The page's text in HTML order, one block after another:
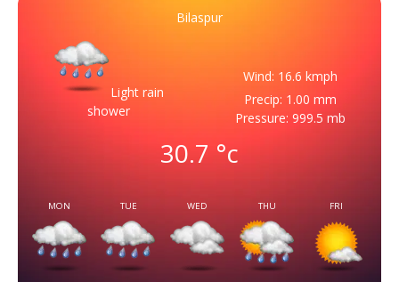
Bilaspur
Light rain
shower
Wind: 16.6 kmph
Precip: 1.00 mm
Pressure: 999.5 mb
30.7 °c
MON TUE WED THU FRI